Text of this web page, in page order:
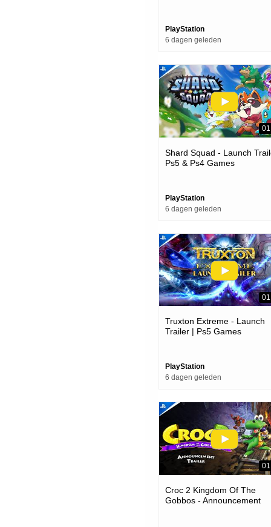
PlayStation
6 dagen geleden
Shard Squad - Launch
Ps5 & Ps4 Games
PlayStation
6 dagen geleden
Truxton Extreme - Launch
Trailer | Ps5 Games
PlayStation
6 dagen geleden
Croc 2 Kingdom Of The
Gobbos - Announcement